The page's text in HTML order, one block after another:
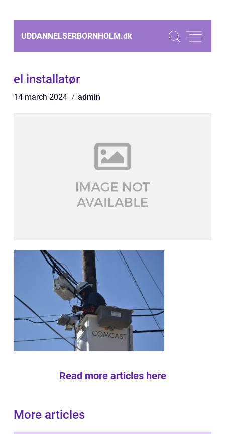
UDDANNELSERBORNHOLM.dk
el installatør
14 march 2024 admin
Read more articles here
More articles